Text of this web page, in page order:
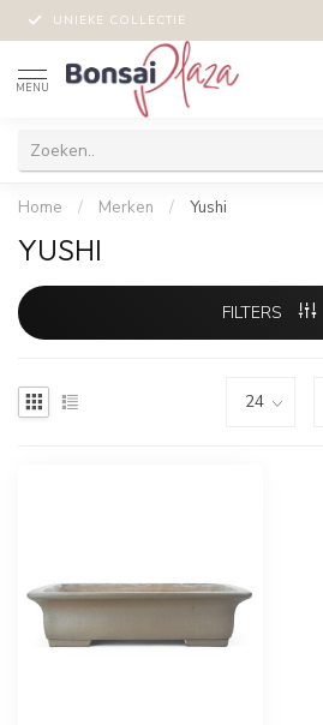
UNIEKE COLLECTIE
MENU
Home / Merken / Yushi
YUSHI
FILTERS